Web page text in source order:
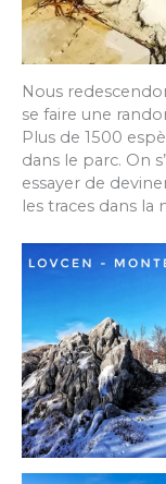
Nous
se faire une
Plus de 1500
dans le parc. On
essayer de
les traces dans la